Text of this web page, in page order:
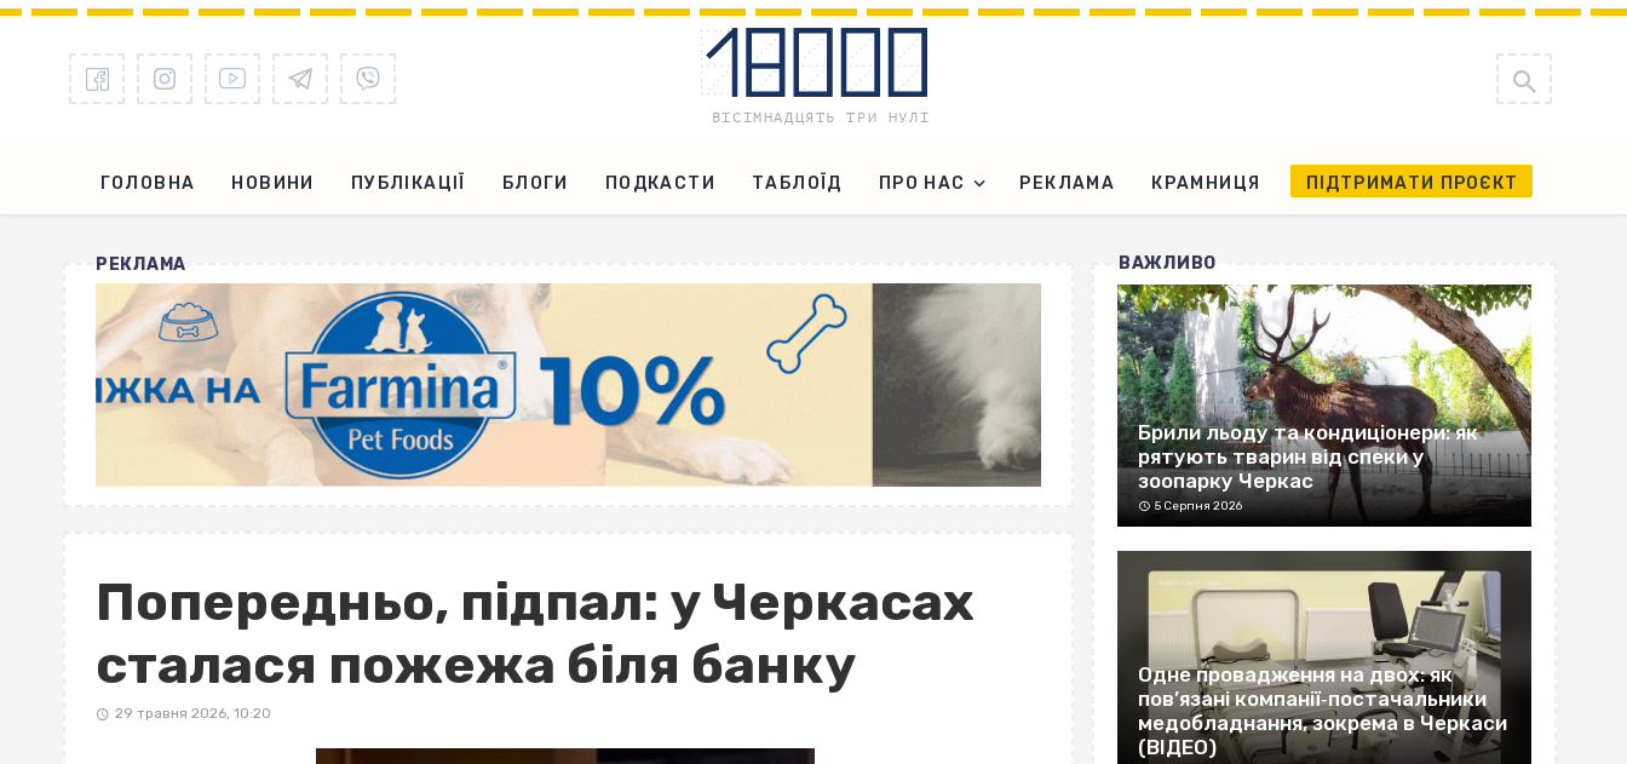
ГОЛОВНА НОВИНИ ПУБЛІКАЦІЇ БЛОГИ ПОДКАСТИ ТАБЛОЇД ПРО НАС РЕКЛАМА КРАМНИЦЯ ПІДТРИМАТИ ПРОЄКТ
РЕКЛАМА
Попередньо, підпал: у Черкасах
сталася пожежа біля банку
29 травня 2026, 10:20
ВАЖЛИВО
Брили льоду та кондиціонери: як
рятують тварин від спеки у
зоопарку Черкас
5 Серпня 2026
Одне провадження на двох: як
пов’язані компанії‐постачальники
медобладнання, зокрема в Черкаси
(ВІДЕО)